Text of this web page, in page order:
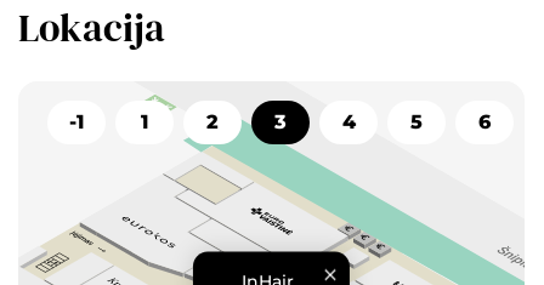
Lokacija
6
5
4
3
2
1
-1